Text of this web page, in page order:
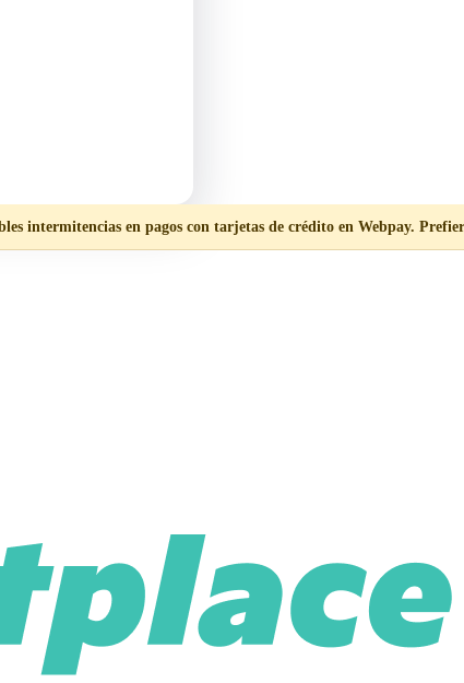
intermitencias en pagos con tarjetas de crédito en Webpay.